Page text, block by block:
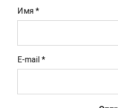
Имя *
E-mail *